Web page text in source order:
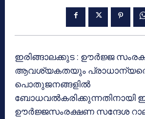
ഇരിങ്ങാലക്കുട : ഊര്‍ജ്ജ
ആവശ്യകതയും
പൊതുജനങ്ങളില്‍
ബോധവല്‍കരിക്കുന്നതിനായി
ഊര്‍ജ്ജസംരക്ഷണ സന്ദേശ